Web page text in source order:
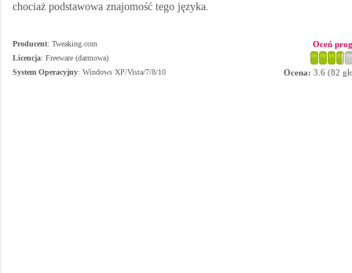
chociaż podstawowa znajomość tego języka.
Producent: Tweaking.com
Licencja: Freeware (darmowa)
System Operacyjny: Windows XP/Vista/7/8/10
Oceń
Ocena: 3.6 (82